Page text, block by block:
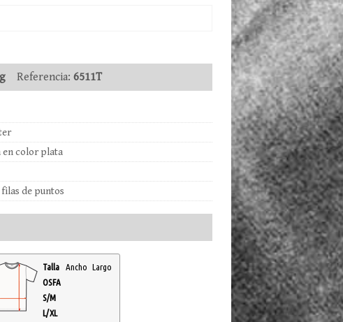
Referencia: 6511T
en color plata
de puntos
Talla Ancho Largo
OSFA
S/M
L/XL